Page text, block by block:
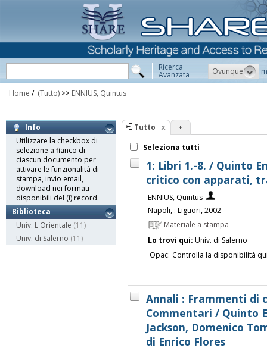
Ricerca
Avanzata Ovunque
Home / (Tutto) >> ENNIUS, Quintus
Info
Utilizzare la checkbox di
selezione a fianco di
ciascun documento per
attivare le funzionalità di
stampa, invio email,
download nei formati
disponibili del (i) record.
Biblioteca
Univ. L'Orientale (11)
Univ. di Salerno (11)
Tutto +
Seleziona tutti
1: Libri 1.-8. / Quinto
critico con apparati,
ENNIUS, Quintus
Napoli, : Liguori, 2002
Materiale a stampa
Lo trovi qui: Univ. di Salerno
Opac: Controlla la disponibilità
Annali : Frammenti di
Commentari / Quinto
Jackson, Domenico
di Enrico Flores